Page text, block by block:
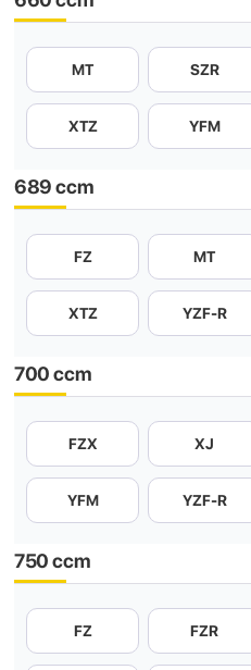
MT SZR
XTZ YFM
689 ccm
FZ MT
XTZ YZF-R
700 ccm
FZX XJ
YFM YZF-R
750 ccm
FZ FZR